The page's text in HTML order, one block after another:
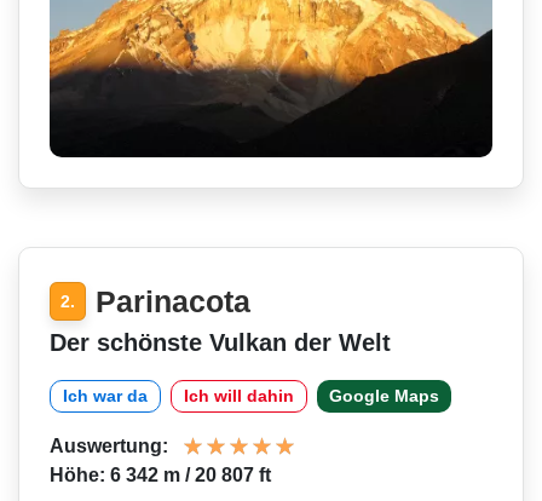
2. Parinacota
Der schönste Vulkan der Welt
Ich war da Ich will dahin Google Maps
Auswertung:
Höhe: 6 342 m / 20 807 ft